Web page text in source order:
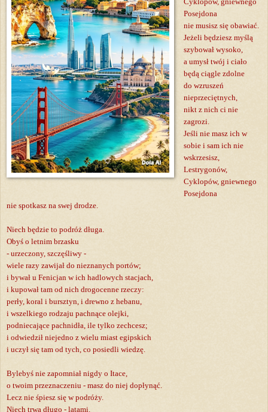
Posejdona
nie musisz się obawiać.
Jeżeli będziesz myślą
szybował wysoko,
a umysł twój i ciało
będą ciągle zdolne
do wzruszeń
nieprzeciętnych,
nikt z nich ci nie
zagrozi.
Jeśli nie masz ich w
sobie i sam ich nie
wskrzesisz,
Lestrygonów,
Cyklopów, gniewnego
Posejdona
nie spotkasz na swej drodze.
Niech będzie to podróż długa.
Obyś o letnim brzasku
- urzeczony, szczęśliwy -
wiele razy zawijał do nieznanych portów;
i bywał u Fenicjan w ich hadlowych stacjach,
i kupował tam od nich drogocenne rzeczy:
perły, koral i bursztyn, i drewno z hebanu,
i wszelkiego rodzaju pachnące olejki,
podniecające pachnidła, ile tylko zechcesz;
i odwiedził niejedno z wielu miast egipskich
i uczył się tam od tych, co posiedli wiedzę.
Bylebyś nie zapomniał nigdy o Itace,
o twoim przeznaczeniu - masz do niej dopłynąć.
Lecz nie śpiesz się w podróży.
Niech trwa długo - latami.